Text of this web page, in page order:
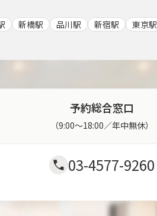
新橋駅 品川駅 新宿駅 東京駅
予約総合窓口
（9:00～18:00／年中無休）
03-4577-9260